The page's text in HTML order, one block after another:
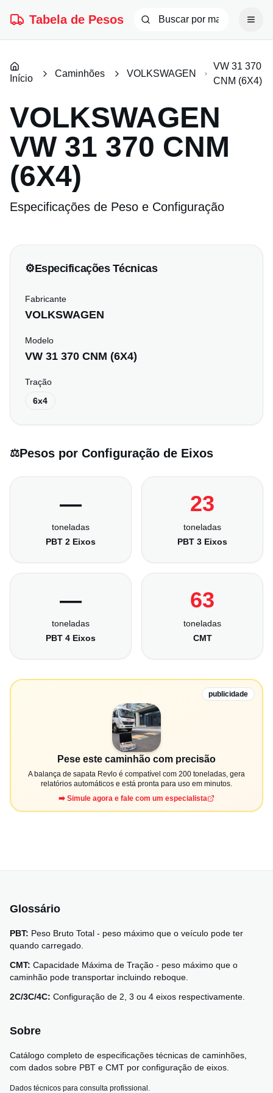
Tabela de Pesos
Início Caminhões VOLKSWAGEN
VW 31 370
CNM (6X4)
VOLKSWAGEN
VW 31 370 CNM
(6X4)
Especificações de Peso e Configuração
⚙️Especificações Técnicas
Fabricante
VOLKSWAGEN
Modelo
VW 31 370 CNM (6X4)
Tração
6x4
⚖️Pesos por Configuração de Eixos
—
toneladas
PBT 2 Eixos
23
toneladas
PBT 3 Eixos
—
toneladas
PBT 4 Eixos
63
toneladas
CMT
publicidade
Pese este caminhão com precisão
A balança de sapata Revlo é compatível com 200 toneladas, gera
relatórios automáticos e está pronta para uso em minutos.
➡️ Simule agora e fale com um especialista
Glossário
PBT: Peso Bruto Total - peso máximo que o veículo pode ter
quando carregado.
CMT: Capacidade Máxima de Tração - peso máximo que o
caminhão pode transportar incluindo reboque.
2C/3C/4C: Configuração de 2, 3 ou 4 eixos respectivamente.
Sobre
Catálogo completo de especificações técnicas de caminhões,
com dados sobre PBT e CMT por configuração de eixos.
Dados técnicos para consulta profissional.